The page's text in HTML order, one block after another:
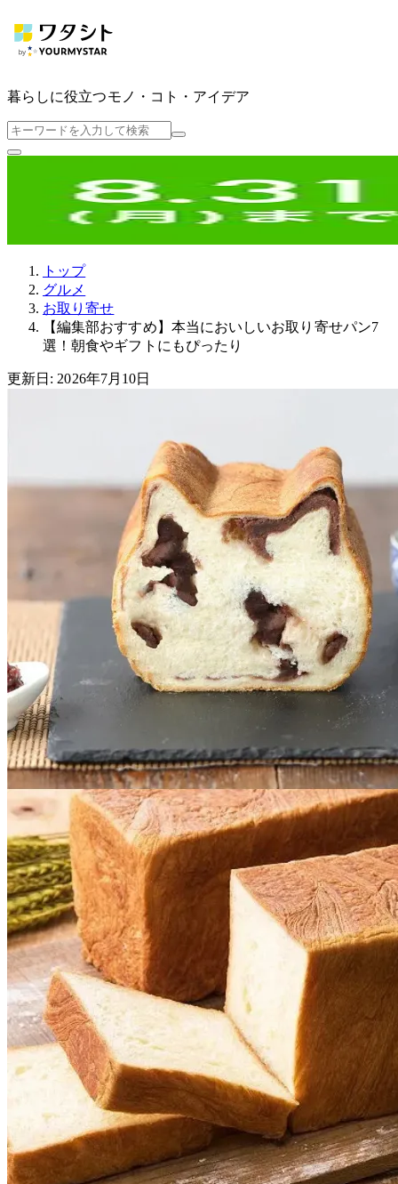
暮らしに役立つモノ・コト・アイデア
トップ
グルメ
お取り寄せ
【編集部おすすめ】本当においしいお取り寄せパン7
選！朝食やギフトにもぴったり
更新日: 2026年7月10日